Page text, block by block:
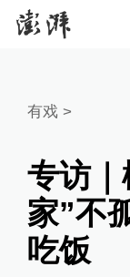
有戏 >
专访
家”不
吃饭